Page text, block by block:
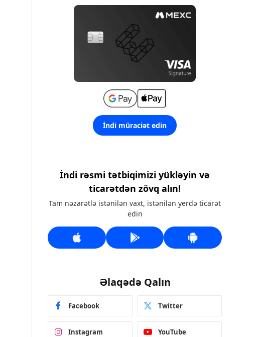
İndi müraciət edin
İndi rəsmi tətbiqimizi yükləyin və
ticarətdən zövq alın!
Tam nəzarətlə istənilən vaxt, istənilən yerdə ticarət
edin
Əlaqədə Qalın
Facebook Twitter
Instagram YouTube